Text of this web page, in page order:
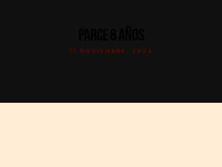
11 NOVIEMBRE, 2024